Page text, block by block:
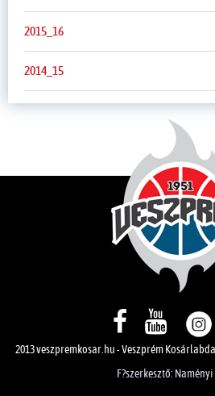
2015_16
2014_15
2013 veszpremkosar.hu - Veszprém
F?szerkesztő: